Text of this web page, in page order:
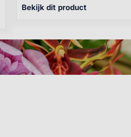
Bekijk dit product